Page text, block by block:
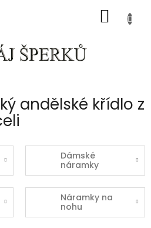
KOŠÍK
andělské křídlo z
Dámské
náramky
Náramky na
nohu